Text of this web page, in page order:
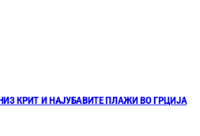
КРИТ И НАЈУБАВИТЕ ПЛАЖИ ВО ГРЦИЈА